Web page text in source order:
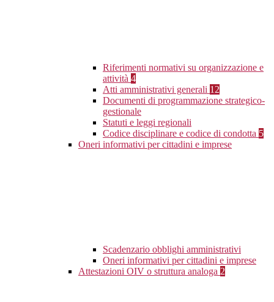
Riferimenti normativi su organizzazione e
attività 4
Atti amministrativi generali 12
Documenti di programmazione strategico-
gestionale
Statuti e leggi regionali
Codice disciplinare e codice di condotta 5
Oneri informativi per cittadini e imprese
Scadenzario obblighi amministrativi
Oneri informativi per cittadini e imprese
Attestazioni OIV o struttura analoga 2